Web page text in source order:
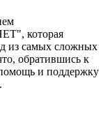
которая
из самых сложных
обратившись к
и поддержку